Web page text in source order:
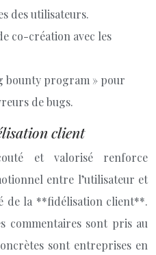
des utilisateurs.
co-création avec les
bounty program » pour
de bugs.
client
et valorisé renforce
entre l’utilisateur et
de la **fidélisation client**.
commentaires sont pris au
sont entreprises en